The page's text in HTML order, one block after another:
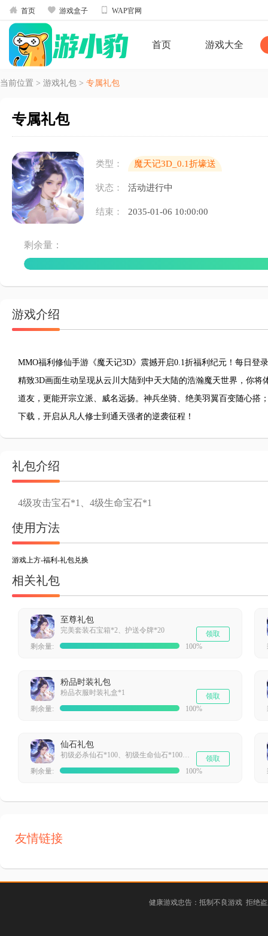
 首页  游戏盒子  WAP官网
首页 游戏大全
当前位置 > 游戏礼包 > 专属礼包
专属礼包
类型：
魔天记3D_0.1折壕送
状态：
活动进行中
结束： 2035-01-06 10:00:00
剩余量：
游戏介绍
MMO福利修仙手游《魔天记3D》震撼开启0.1折福利纪元！每日登
精致3D画面生动呈现从云川大陆到中天大陆的浩瀚魔天世界，你
道友，更能开宗立派、威名远扬。神兵坐骑、绝美羽翼百变随心搭
下载，开启从凡人修士到通天强者的逆袭征程！
礼包介绍
4级攻击宝石*1、4级生命宝石*1
使用方法
游戏上方-福利-礼包兑换
相关礼包
至尊礼包
完美套装石宝箱*2、护送令牌*20
剩余量:
100%
领取
粉品时装礼包
粉品衣服时装礼盒*1
剩余量:
100%
领取
仙石礼包
初级必杀仙石*100、初级生命仙石*100、初级暴击仙石*100、初级攻击仙石*100
剩余量:
100%
领取
友情链接
健康游戏忠告：抵制不良游戏 拒绝